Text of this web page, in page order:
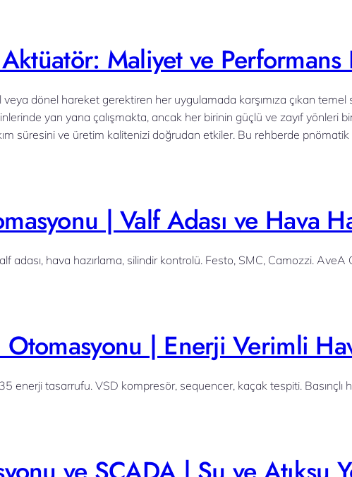
Maliyet ve Performans
dönel hareket gerektiren her uygulamada karşımıza çıkan
yan yana çalışmakta, ancak her birinin güçlü ve zayıf yönleri
süresini ve üretim kalitenizi doğrudan etkiler. Bu rehberde
| Valf Adası ve Hava
adası, hava hazırlama, silindir kontrolü. Festo, SMC, Camozzi.
Otomasyonu | Enerji Verimli
enerji tasarrufu. VSD kompresör, sequencer, kaçak tespiti.